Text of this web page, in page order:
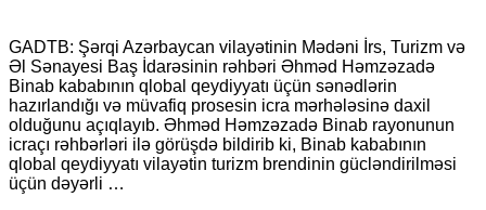
GADTB: Şərqi Azərbaycan vilayətinin Mədəni İrs, Turizm və
Əl Sənayesi Baş İdarəsinin rəhbəri Əhməd Həmzəzadə
Binab kababının qlobal qeydiyyatı üçün sənədlərin
hazırlandığı və müvafiq prosesin icra mərhələsinə daxil
olduğunu açıqlayıb. Əhməd Həmzəzadə Binab rayonunun
icraçı rəhbərləri ilə görüşdə bildirib ki, Binab kababının
qlobal qeydiyyatı vilayətin turizm brendinin gücləndirilməsi
üçün dəyərli …